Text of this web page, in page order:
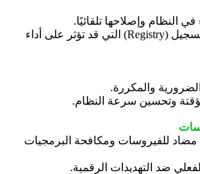
النظام وإصلاحها تلقائيًا.
إصلاح مشكلات التسجيل (Registry) التي قد تؤثر على أداء
والمكررة.
وتحسين سرعة النظام.
مضاد للفيروسات ومكافحة البرمجيات
ضد التهديدات الرقمية.